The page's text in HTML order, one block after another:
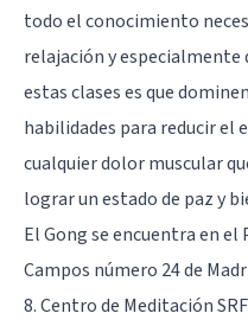
todo el conocimiento
relajacióny especialmente
estas clases es que
habilidades para reducir el
cualquier dolor muscular
lograr un estado de paz y
El Gong se encuentra en
Campos número 24 de
8. Centro de Meditación